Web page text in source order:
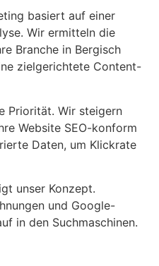
basiert auf einer
Wir ermitteln die
Branche in Bergisch
zielgerichtete Content-
Priorität. Wir steigern
Website SEO-konform
Daten, um Klickrate
unser Konzept.
und Google-
in den Suchmaschinen.